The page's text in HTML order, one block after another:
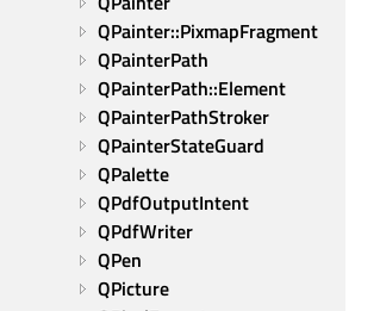
QPainter::PixmapFragment
QPainterPath
QPainterPath::Element
QPainterPathStroker
QPainterStateGuard
QPalette
QPdfOutputIntent
QPdfWriter
QPen
QPicture